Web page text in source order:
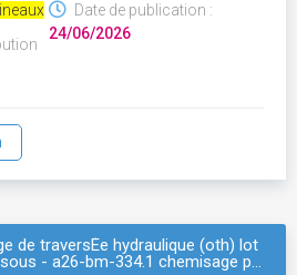
Date de publication :
24/06/2026
de traversÉe hydraulique (oth) lot
- a26-bm-334.1 chemisage p…